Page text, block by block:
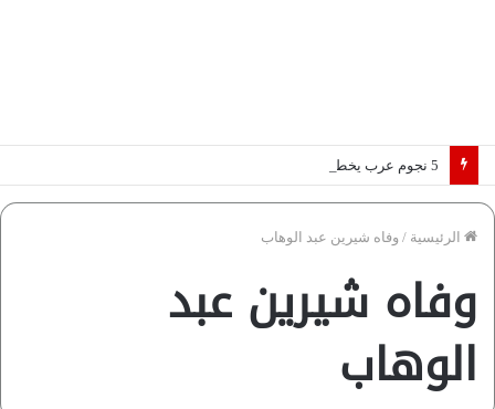
الرئيسية / وفاه شيرين عبد الوهاب
وفاه شيرين عبد
الوهاب